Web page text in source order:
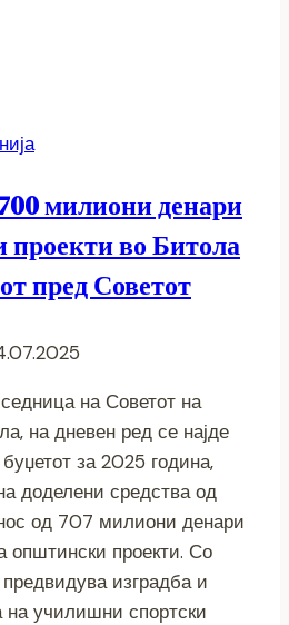
милиони денари
проекти во Битола
пред Советот
на Советот на
на дневен ред се најде
за 2025 година,
доделени средства од
од 707 милиони денари
општински проекти. Со
изградба и
на училишни спортски